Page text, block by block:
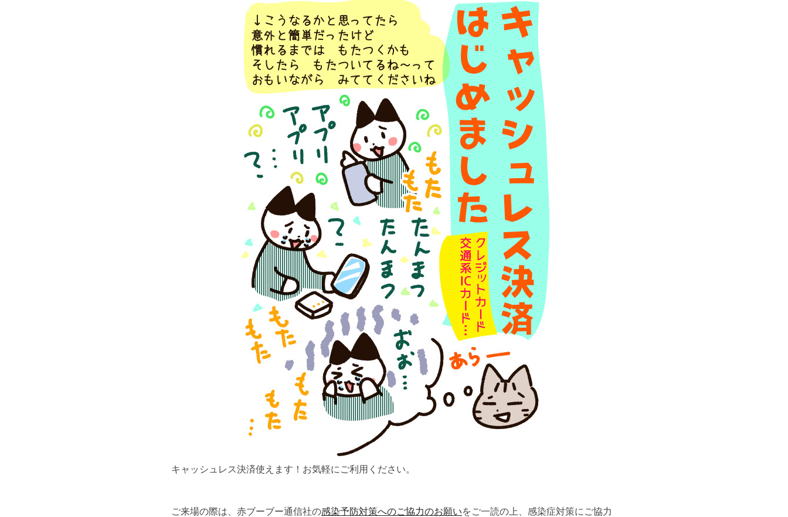
キャッシュレス決済使えます！お気軽にご利用ください。
ご来場の際は、赤ブーブー通信社の感染予防対策へのご協力のお願いをご一読の上、感染症対策にご協力